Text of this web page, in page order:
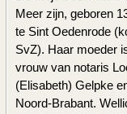
Meer zijn, geboren
te Sint Oedenrode
SvZ). Haar moeder
vrouw van notaris
(Elisabeth) Gelpke
Noord-Brabant.